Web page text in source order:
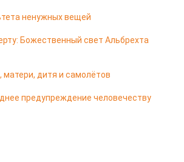
ненужных вещей
Божественный свет Альбрехта
дитя и самолётов
предупреждение человечеству